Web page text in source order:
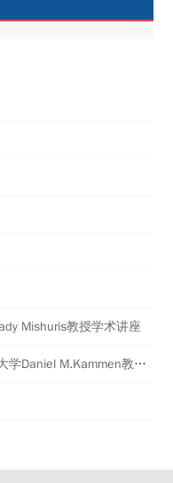
Mishuris教授学术讲座
诺贝尓和平奖得主美国约翰·霍普金斯大学Daniel M.Kammen教授学术讲座